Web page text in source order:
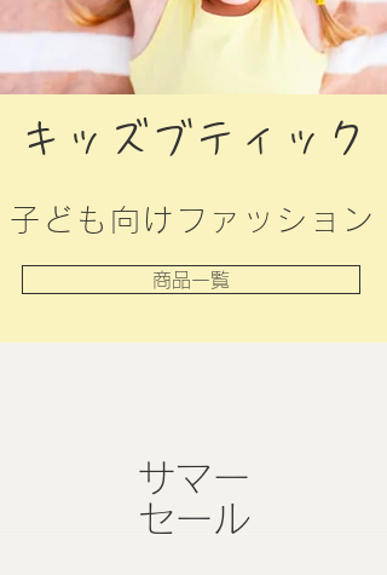
キッズブティック
子ども向けファッション
商品一覧
​サマー
セール